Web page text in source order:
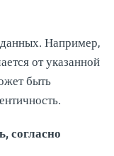
Например,
от указанной
быть
согласно